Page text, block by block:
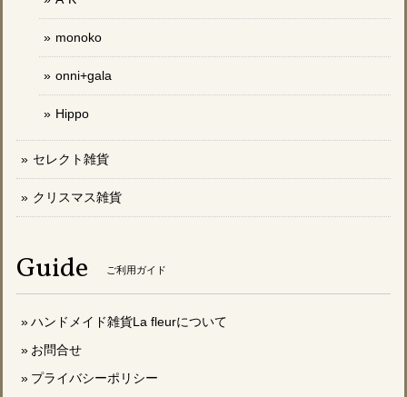
monoko
onni+gala
Hippo
セレクト雑貨
クリスマス雑貨
Guide ご利用ガイド
ハンドメイド雑貨La fleurについて
お問合せ
プライバシーポリシー